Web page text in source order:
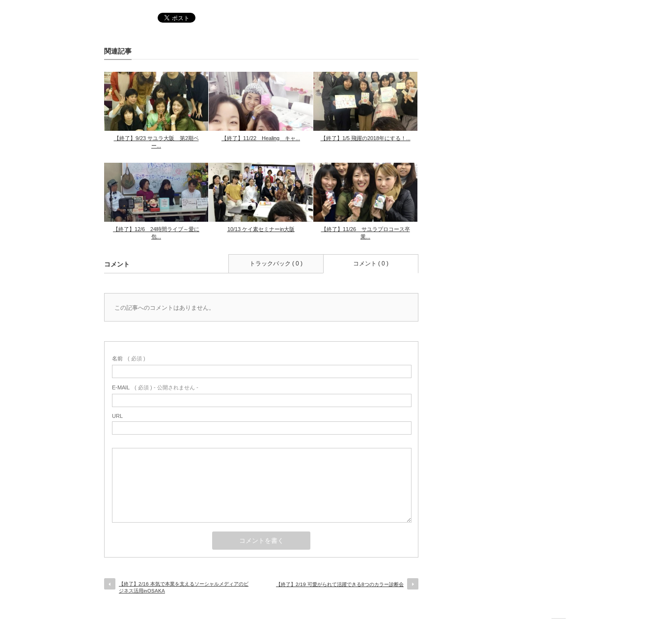
関連記事
【終了】9/23 サユラ大阪 第2期ベ
ー...
【終了】11/22 Healing キャ... 【終了】1/5 飛躍の2018年にする！...
【終了】12/6 24時間ライブ～愛に
包...
10/13 ケイ素セミナーin大阪
【終了】11/26 サユラプロコース卒
業...
コメント コメント ( 0 )
トラックバック ( 0 )
この記事へのコメントはありません。
名前 ( 必須 )
E-MAIL ( 必須 ) - 公開されません -
URL
【終了】2/16 本気で本業を支えるソーシャルメディアのビ
ジネス活用inOSAKA
【終了】2/19 可愛がられて活躍できる8つのカラー診断会